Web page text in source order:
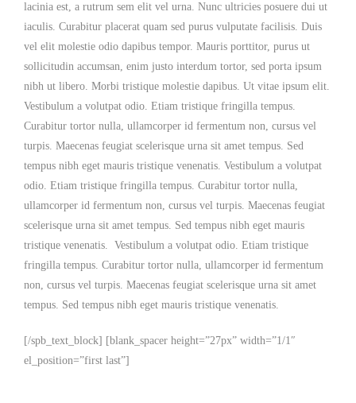
lacinia est, a rutrum sem elit vel urna. Nunc ultricies posuere dui ut
iaculis. Curabitur placerat quam sed purus vulputate facilisis. Duis
vel elit molestie odio dapibus tempor. Mauris porttitor, purus ut
sollicitudin accumsan, enim justo interdum tortor, sed porta ipsum
nibh ut libero. Morbi tristique molestie dapibus. Ut vitae ipsum elit.
Vestibulum a volutpat odio. Etiam tristique fringilla tempus.
Curabitur tortor nulla, ullamcorper id fermentum non, cursus vel
turpis. Maecenas feugiat scelerisque urna sit amet tempus. Sed
tempus nibh eget mauris tristique venenatis. Vestibulum a volutpat
odio. Etiam tristique fringilla tempus. Curabitur tortor nulla,
ullamcorper id fermentum non, cursus vel turpis. Maecenas feugiat
scelerisque urna sit amet tempus. Sed tempus nibh eget mauris
tristique venenatis. Vestibulum a volutpat odio. Etiam tristique
fringilla tempus. Curabitur tortor nulla, ullamcorper id fermentum
non, cursus vel turpis. Maecenas feugiat scelerisque urna sit amet
tempus. Sed tempus nibh eget mauris tristique venenatis.
[/spb_text_block] [blank_spacer height=”27px” width=”1/1″
el_position=”first last”]